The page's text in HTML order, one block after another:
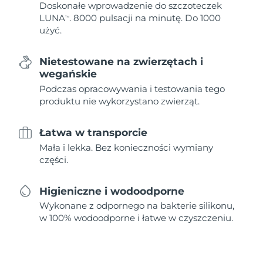
Doskonałe wprowadzenie do szczoteczek
LUNATM . 8000 pulsacji na minutę. Do 1000
użyć.
Nietestowane na zwierzętach i
wegańskie
Podczas opracowywania i testowania tego
produktu nie wykorzystano zwierząt.
Łatwa w transporcie
Mała i lekka. Bez konieczności wymiany
części.
Higieniczne i wodoodporne
Wykonane z odpornego na bakterie silikonu,
w 100% wodoodporne i łatwe w czyszczeniu.